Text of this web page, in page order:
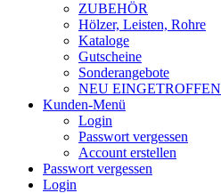
ZUBEHÖR
Hölzer, Leisten, Rohre
Kataloge
Gutscheine
Sonderangebote
NEU EINGETROFFEN
Kunden-Menü
Login
Passwort vergessen
Account erstellen
Passwort vergessen
Login